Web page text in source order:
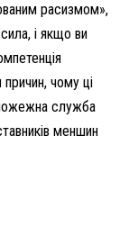
расизмом»,
і якщо ви
чому ці
пожежна служба
меншин